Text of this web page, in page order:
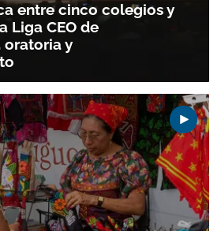
entre cinco colegios y
Liga CEO de
y